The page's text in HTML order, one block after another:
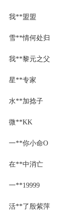
我**盟盟
雪**情何处归
我**黎元之父
星**专家
水**加捻子
微**KK
一**你小命O
在**中消亡
一**19999
活**了殷紫萍